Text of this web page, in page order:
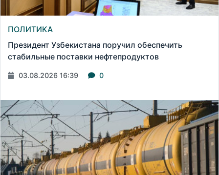
ПОЛИТИКА
Президент Узбекистана поручил обеспечить
стабильные поставки нефтепродуктов
03.08.2026 16:39 0